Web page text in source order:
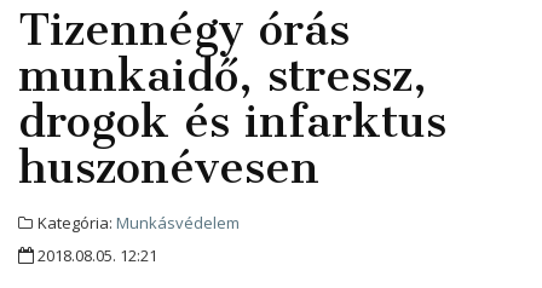
Tizennégy órás
munkaidő, stressz,
drogok és infarktus
huszonévesen
Kategória: Munkásvédelem
2018.08.05. 12:21